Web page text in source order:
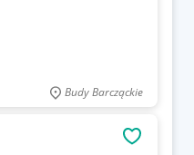
Budy Barcząckie